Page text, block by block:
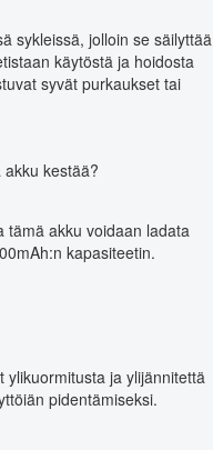
sykleissä, jolloin se säilyttää
käytöstä ja hoidosta
syvät purkaukset tai
kestää?
tämä akku voidaan ladata
kapasiteetin.
ja ylijännitettä
pidentämiseksi.